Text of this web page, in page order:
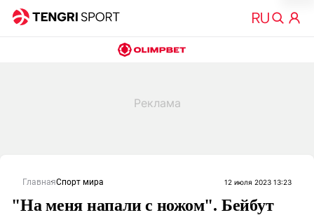
ГлавнаяСпорт мира 12 июля 2023 13:23
"На меня напали с ножом". Бейбут